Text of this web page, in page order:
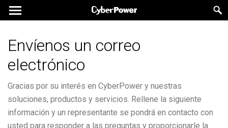
Envíenos un correo
electrónico
Gracias por su interés en CyberPower y nuestras
soluciones, productos y servicios. Rellene la siguiente
información y un representante se pondrá en contacto con
usted para responder a las preguntas y proporcionarle la